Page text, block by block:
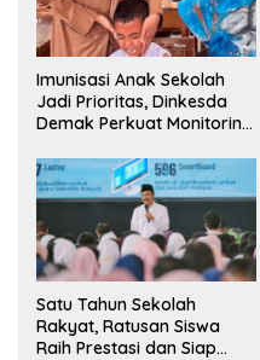
Imunisasi Anak Sekolah
Jadi Prioritas, Dinkesda
Demak Perkuat Monitoring
Satu Tahun Sekolah
Rakyat, Ratusan Siswa
Raih Prestasi dan Siap